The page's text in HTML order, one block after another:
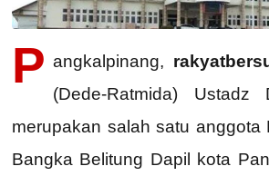
P angkalpinang,
(Dede-Ratmida) Ustadz
merupakan salah satu anggota
Bangka Belitung Dapil kota